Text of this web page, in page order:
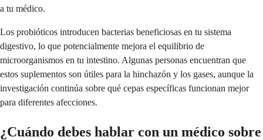
a tu médico.
Los probióticos introducen bacterias beneficiosas en tu sistema
digestivo, lo que potencialmente mejora el equilibrio de
microorganismos en tu intestino. Algunas personas encuentran que
estos suplementos son útiles para la hinchazón y los gases, aunque la
investigación continúa sobre qué cepas específicas funcionan mejor
para diferentes afecciones.
¿Cuándo debes hablar con un médico sobre